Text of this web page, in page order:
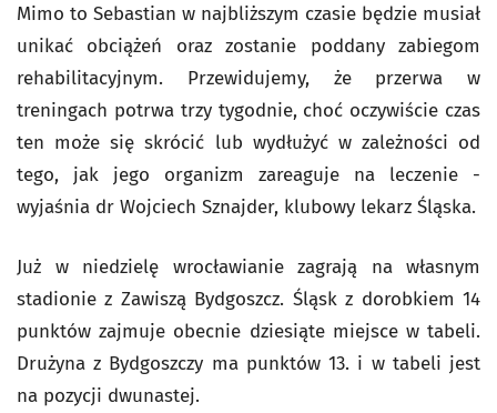
Mimo to Sebastian w najbliższym czasie będzie musiał
unikać obciążeń oraz zostanie poddany zabiegom
rehabilitacyjnym. Przewidujemy, że przerwa w
treningach potrwa trzy tygodnie, choć oczywiście czas
ten może się skrócić lub wydłużyć w zależności od
tego, jak jego organizm zareaguje na leczenie -
wyjaśnia dr Wojciech Sznajder, klubowy lekarz Śląska.
Już w niedzielę wrocławianie zagrają na własnym
stadionie z Zawiszą Bydgoszcz. Śląsk z dorobkiem 14
punktów zajmuje obecnie dziesiąte miejsce w tabeli.
Drużyna z Bydgoszczy ma punktów 13. i w tabeli jest
na pozycji dwunastej.